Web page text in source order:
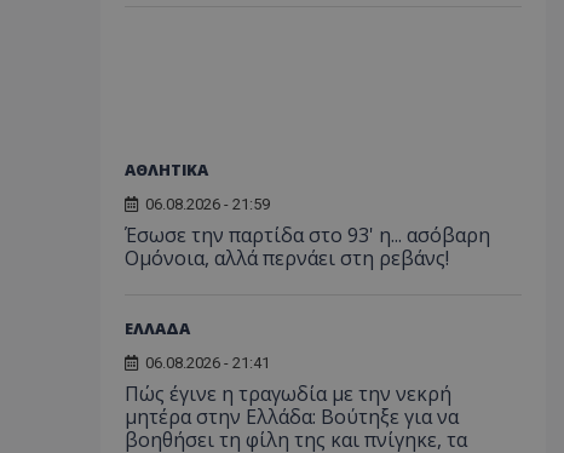
ΑΘΛΗΤΙΚΑ
06.08.2026 - 21:59
Έσωσε την παρτίδα στο 93' η... ασόβαρη
Ομόνοια, αλλά περνάει στη ρεβάνς!
ΕΛΛΑΔΑ
06.08.2026 - 21:41
Πώς έγινε η τραγωδία με την νεκρή
μητέρα στην Ελλάδα: Βούτηξε για να
βοηθήσει τη φίλη της και πνίγηκε, τα